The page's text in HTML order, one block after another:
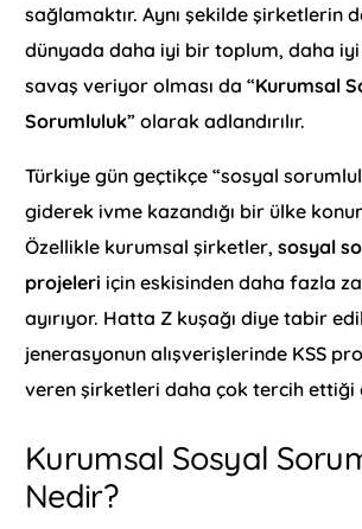
sağlamaktır. Aynı şekilde şirketlerin
dünyada daha iyi bir toplum, daha
savaş veriyor olması da “Kurumsal
Sorumluluk” olarak adlandırılır.
Türkiye gün geçtikçe “sosyal
giderek ivme kazandığı bir ülke
Özellikle kurumsal şirketler,sosyal
projeleri için eskisinden daha fazla
ayırıyor. Hatta Z kuşağı diye tabir
jenerasyonun alışverişlerinde KSS
veren şirketleri daha çok tercih ettiği
Kurumsal Sosyal
Nedir?